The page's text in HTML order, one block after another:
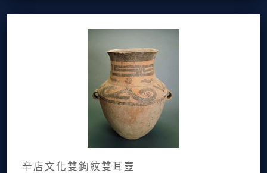
辛店文化雙鉤紋雙耳壺